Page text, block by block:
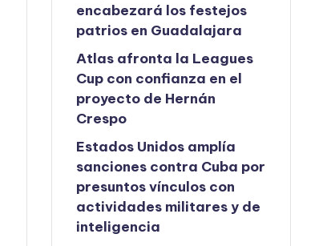
encabezará los festejos
patrios en Guadalajara
Atlas afronta la Leagues
Cup con confianza en el
proyecto de Hernán
Crespo
Estados Unidos amplía
sanciones contra Cuba por
presuntos vínculos con
actividades militares y de
inteligencia